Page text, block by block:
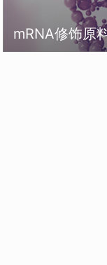
mRNA修饰原